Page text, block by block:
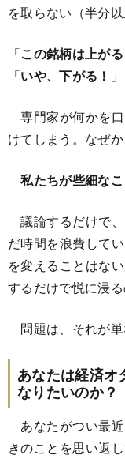
を取らない（半分
「この銘柄は上がる
「いや、下がる！ 」
専門家が何かを
けてしまう。なぜか
私たちが些細な
議論するだけで
だ時間を浪費して
を変えることはな
するだけで悦に浸る
問題は、それが単
あなたは経済オ
なりたいのか？
あなたがつい最
きのことを思い返